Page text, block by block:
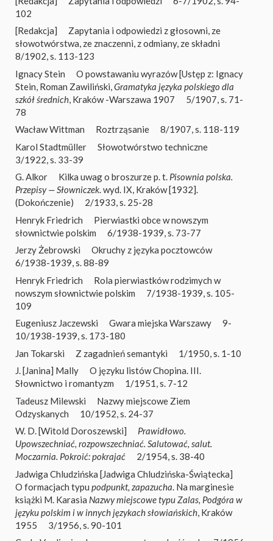
102
[Redakcja]
Zapytania i odpowiedzi z głosowni, ze
słowotwórstwa, ze znaczenni, z odmiany, ze składni
8/1902, s. 113-123
Ignacy Stein
O powstawaniu wyrazów [Ustęp z: Ignacy
Stein, Roman Zawiliński, Gramatyka języka polskiego dla
szkół średnich , Kraków -Warszawa 1907
5/1907, s. 71-
78
Wacław Wittman
Roztrząsanie
8/1907, s. 118-119
Karol Stadtmüller
Słowotwórstwo techniczne
3/1922, s. 33-39
G. Alkor
Kilka uwag o broszurze p. t. Pisownia polska.
Przepisy — Słowniczek. wyd. IX, Kraków [1932].
(Dokończenie)
2/1933, s. 25-28
Henryk Friedrich
Pierwiastki obce w nowszym
słownictwie polskim
6/1938-1939, s. 73-77
Jerzy Żebrowski
Okruchy z języka pocztowców
6/1938-1939, s. 88-89
Henryk Friedrich
Rola pierwiastków rodzimych w
nowszym słownictwie polskim
7/1938-1939, s. 105-
109
Eugeniusz Jaczewski
Gwara miejska Warszawy
9-
10/1938-1939, s. 173-180
Jan Tokarski
Z zagadnień semantyki
1/1950, s. 1-10
J. [Janina] Mally
O języku listów Chopina. III.
Słownictwo i romantyzm
1/1951, s. 7-12
Tadeusz Milewski
Nazwy miejscowe Ziem
Odzyskanych
10/1952, s. 24-37
W. D. [Witold Doroszewski]
Prawidłowo.
Upowszechniać, rozpowszechniać. Salutować, salut.
Moczarnia. Pokroić: pokrajać
2/1954, s. 38-40
Jadwiga Chludzińska [Jadwiga Chludzińska-Świątecka]
O formacjach typu podpunkt, zapazucha . Na marginesie
książki M. Karasia Nazwy miejscowe typu Zalas, Podgóra w
języku polskim i w innych językach słowiańskich , Kraków
1955
3/1956, s. 90-101